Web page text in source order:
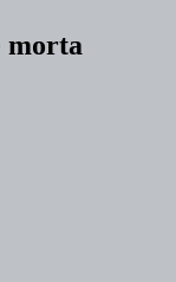
morta